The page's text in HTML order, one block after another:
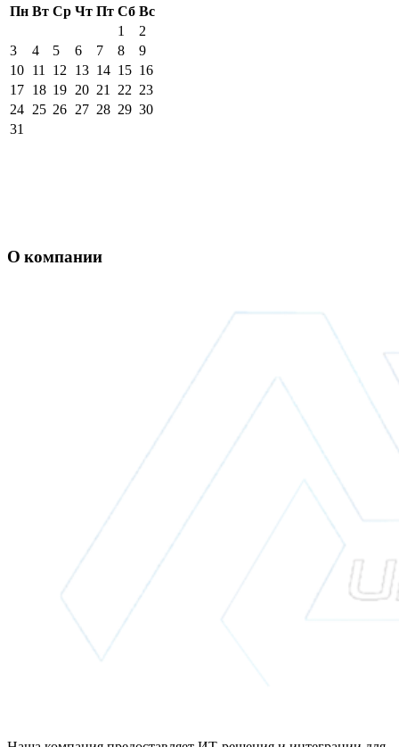
Пн Вт Ср Чт Пт Сб Вс
1
2
3
4 5 6 7 8
9
10 11 12 13 14 15 16
17 18 19 20 21 22 23
24 25 26 27 28 29 30
31
О компании